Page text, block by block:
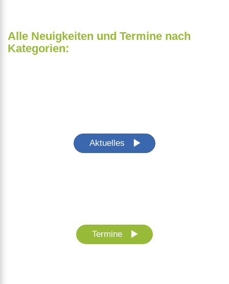
Alle Neuigkeiten und Termine nach
Kategorien:
Aktuelles
Termine